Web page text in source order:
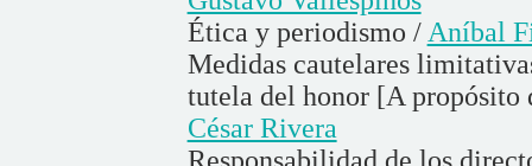
Ética y periodismo / Aníbal
Medidas cautelares
tutela del honor [A
César Rivera
Responsabilidad de los